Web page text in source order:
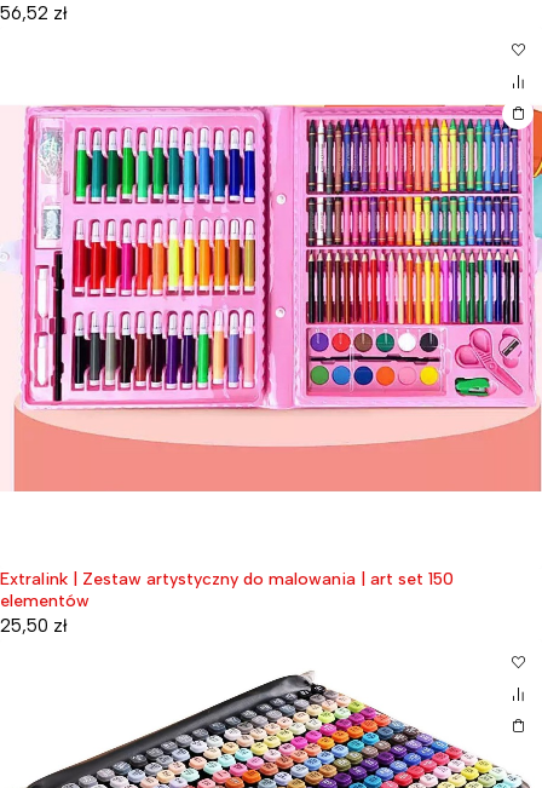
56,52 zł
Extralink | Zestaw artystyczny do malowania | art set 150
elementów
25,50 zł